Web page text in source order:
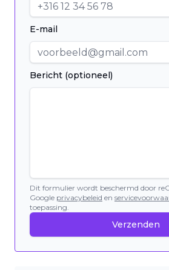
E-mail
Bericht (optioneel)
Dit formulier wordt beschermd door
Google privacybeleid en
toepassing.
Verzenden